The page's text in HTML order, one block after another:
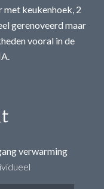
keukenhoek, 2
gerenoveerd maar
vooral in de
verwarming